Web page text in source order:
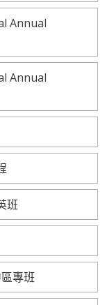
Annual
Annual
班
專班